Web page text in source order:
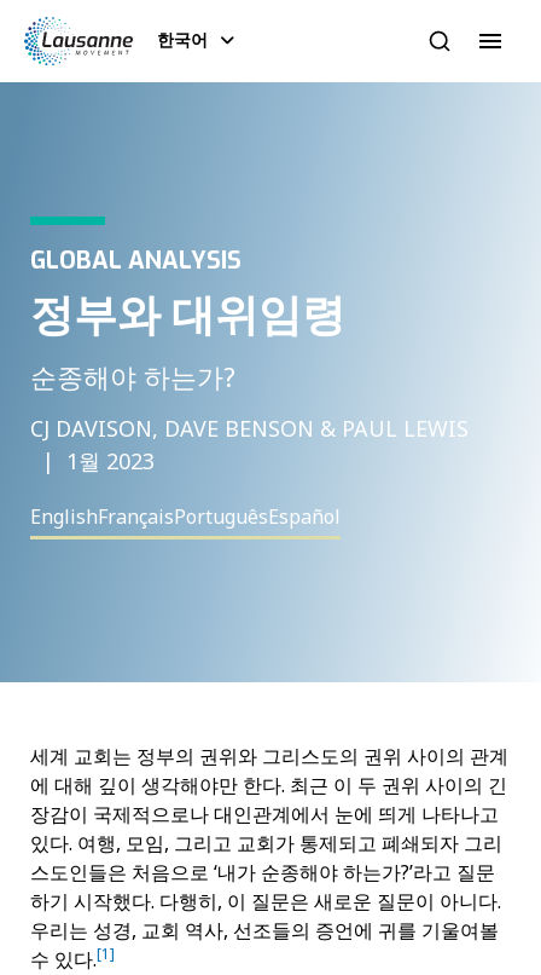
한국어
GLOBAL ANALYSIS
정부와 대위임령
순종해야 하는가?
CJ DAVISON, DAVE BENSON & PAUL LEWIS
1월 2023
EnglishFrançaisPortuguêsEspañol
세계 교회는 정부의 권위와 그리스도의 권위 사이의 관계
에 대해 깊이 생각해야만 한다. 최근 이 두 권위 사이의 긴
장감이 국제적으로나 대인관계에서 눈에 띄게 나타나고
있다. 여행, 모임, 그리고 교회가 통제되고 폐쇄되자 그리
스도인들은 처음으로 ‘내가 순종해야 하는가?’라고 질문
하기 시작했다. 다행히, 이 질문은 새로운 질문이 아니다.
우리는 성경, 교회 역사, 선조들의 증언에 귀를 기울여볼
수 있다.[1]